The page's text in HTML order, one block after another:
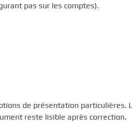
pas sur les comptes).
de présentation particulières.
reste lisible après correction.